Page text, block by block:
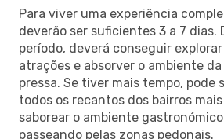
Para viver uma experiência
deverão ser suficientes 3 a 7 dias.
período, deverá conseguir
atrações e absorver o ambiente
pressa. Se tiver mais tempo, pode
todos os recantos dos bairros
saborear o ambiente
passeando pelas zonas pedonais.